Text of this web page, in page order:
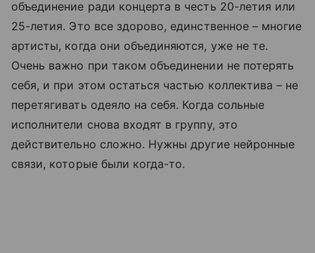
объединение ради концерта в честь 20-летия или
25-летия. Это все здорово, единственное – многие
артисты, когда они объединяются, уже не те.
Очень важно при таком объединении не потерять
себя, и при этом остаться частью коллектива– не
перетягивать одеяло на себя. Когда сольные
исполнители снова входят в группу, это
действительно сложно. Нужны другие нейронные
связи, которые были когда-то.